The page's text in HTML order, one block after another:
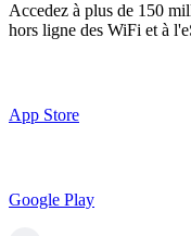
Accedez à plus de 150
hors ligne des WiFi et à
App Store
Google Play